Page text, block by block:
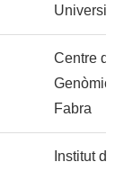
Centre de
Fabra
Institut de